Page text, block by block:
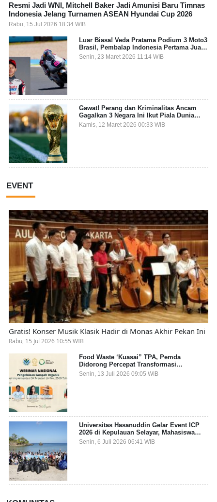
Resmi Jadi WNI, Mitchell Baker Jadi Amunisi Baru Timnas
Indonesia Jelang Turnamen ASEAN Hyundai Cup 2026
Rabu, 15 Jul 2026 18:34 WIB
Luar Biasa! Veda Pratama Podium 3 Moto3
Brasil, Pembalap Indonesia Pertama Juara
Grand Prix
Senin, 23 Maret 2026 11:14 WIB
Gawat! Perang dan Kriminalitas Ancam
Gagalkan 3 Negara Ini Ikut Piala Dunia
2026
Kamis, 12 Maret 2026 00:33 WIB
EVENT
Gratis! Konser Musik Klasik Hadir di Monas Akhir Pekan Ini
Rabu, 15 Jul 2026 10:55 WIB
Food Waste ‘Kuasai” TPA, Pemda
Didorong Percepat Transformasi
Pengelolaan Sampah Organik dari Sumber
Senin, 13 Juli 2026 09:05 WIB
Universitas Hasanuddin Gelar Event ICP
2026 di Kepulauan Selayar, Mahasiswa
dari 27 Negara Jadi Partisipan
Senin, 6 Juli 2026 06:41 WIB